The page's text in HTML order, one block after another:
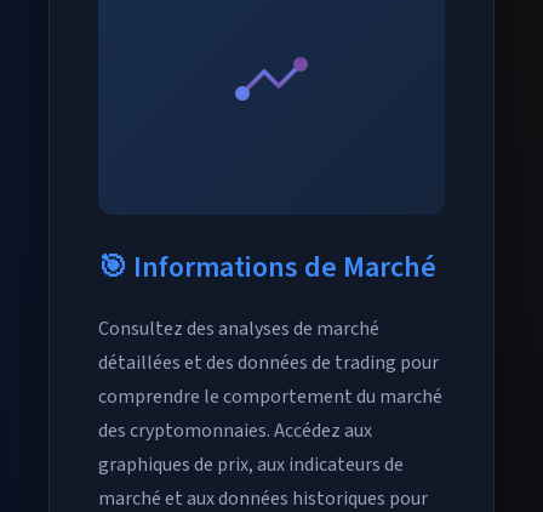
🎯 Informations de Marché
Consultez des analyses de marché
détaillées et des données de trading pour
comprendre le comportement du marché
des cryptomonnaies. Accédez aux
graphiques de prix, aux indicateurs de
marché et aux données historiques pour